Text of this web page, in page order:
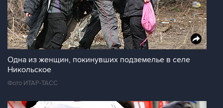
Одна из женщин, покинувших подземелье в селе
Никольское
Фото ИТАР-ТАСС